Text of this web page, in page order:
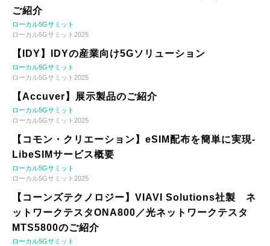
ご紹介
ローカル5Gサミット
ローカル5Gサミット2025
【IDY】IDYの産業向け5Gソリューション
ローカル5Gサミット
ローカル5Gサミット2025
【Accuver】展示製品のご紹介
ローカル5Gサミット
ローカル5Gサミット2025
【コモン・クリエーション】eSIM配布を簡単に実現-
LibeSIMサービス概要
ローカル5Gサミット
ローカル5Gサミット2025
【コーンズテクノロジー】VIAVI Solutions社製 ネ
ットワークテスタONA800／光ネットワークテスタ
MTS5800のご紹介
ローカル5Gサミット